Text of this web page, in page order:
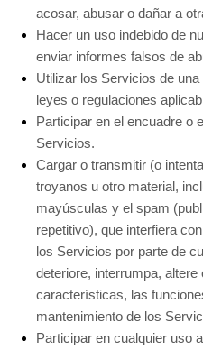
acosar, abusar o dañar a
Hacer un uso indebido de
enviar informes falsos de
Utilizar los Servicios de
leyes o regulaciones
Participar en el encuadre o
Servicios.
Cargar o transmitir (o
troyanos u otro material,
mayúsculas y el spam
repetitivo), que interfiera
los Servicios por parte de
deteriore, interrumpa,
características, las
mantenimiento de los
Participar en cualquier uso